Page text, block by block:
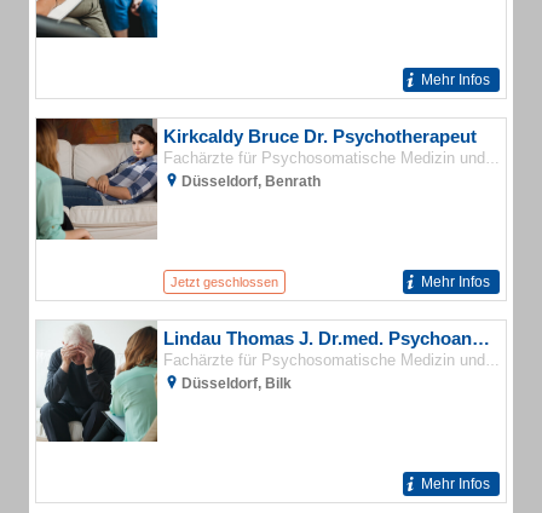
Mehr Infos
Kirkcaldy Bruce Dr. Psychotherapeut
Fachärzte für Psychosomatische Medizin und Psychotherapie
Düsseldorf, Benrath
Jetzt geschlossen Mehr Infos
Lindau Thomas J. Dr.med. Psychoanalytiker
Fachärzte für Psychosomatische Medizin und Psychotherapie
Düsseldorf, Bilk
Mehr Infos